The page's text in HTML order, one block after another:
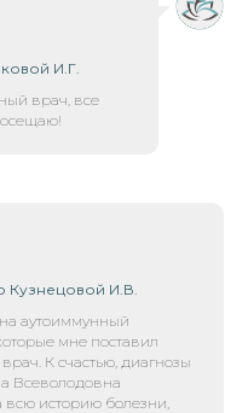
И.Г.
врач, все
Кузнецовой И.В.
аутоиммунный
мне поставил
К счастью, диагнозы
Всеволодовна
историю болезни,